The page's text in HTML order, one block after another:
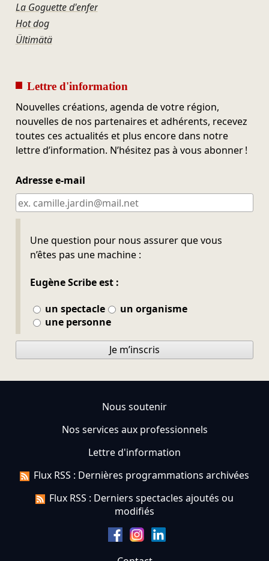
La Goguette d'enfer
Hot dog
Ültimätä
Lettre d'information
Nouvelles créations, agenda de votre région,
nouvelles de nos partenaires et adhérents, recevez
toutes ces actualités et plus encore dans notre
lettre d’information. N’hésitez pas à vous abonner !
Adresse e-mail
Une question pour nous assurer que vous
n’êtes pas une machine :
Eugène Scribe est :
un spectacle
un organisme
une personne
Ne pas remplir
Je m’inscris
Nous soutenir
Nos services aux professionnels
Lettre d'information
Flux RSS : Dernières programmations archivées
Flux RSS : Derniers spectacles ajoutés ou
modifiés